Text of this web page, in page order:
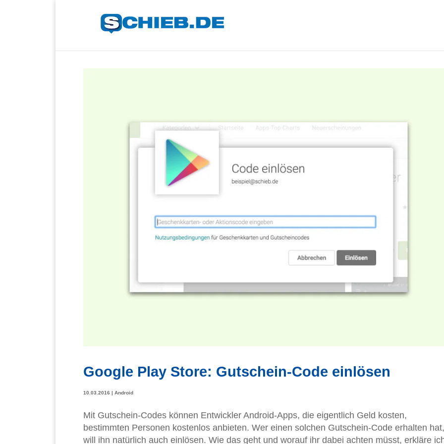
Google Play Store: Gutschein-Code einlösen
10.03.2016 | Android
Mit Gutschein-Codes können Entwickler Android-Apps, die eigentlich Geld kosten,
bestimmten Personen kostenlos anbieten. Wer einen solchen Gutschein-Code erhalten hat,
will ihn natürlich auch einlösen. Wie das geht und worauf ihr dabei achten müsst, erkläre